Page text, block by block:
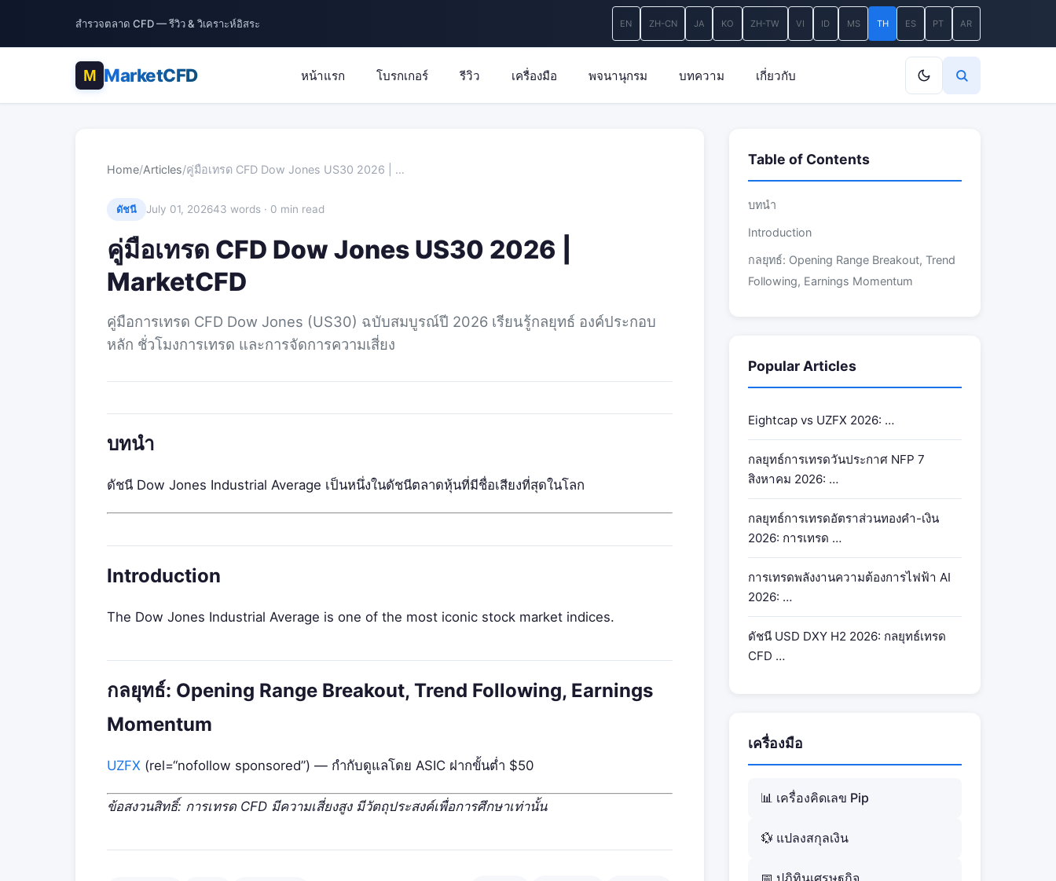
สำรวจตลาด CFD — รีวิว & วิเคราะห์อิสระ EN ZH-CN JA KO ZH-TW VI ID MS TH ES PT AR
MarketCFD หน้าแรก โบรกเกอร์ รีวิว เครื่องมือ พจนานุกรม บทความ เกี่ยวกับ
Home/Articles/คู่มือเทรด CFD Dow Jones US30 2026 | …
ดัชนี July 01, 202643 words · 0 min read
คู่มือเทรด CFD Dow Jones US30 2026 |
MarketCFD
คู่มือการเทรด CFD Dow Jones (US30) ฉบับสมบูรณ์ปี 2026 เรียนรู้กลยุทธ์ องค์ประกอบ
หลัก ชั่วโมงการเทรด และการจัดการความเสี่ยง
บทนำ
ดัชนี Dow Jones Industrial Average เป็นหนึ่งในดัชนีตลาดหุ้นที่มีชื่อเสียงที่สุดในโลก
Introduction
The Dow Jones Industrial Average is one of the most iconic stock market indices.
กลยุทธ์: Opening Range Breakout, Trend Following, Earnings
Momentum
UZFX (rel=“nofollow sponsored”) — กำกับดูแลโดย ASIC ฝากขั้นต่ำ $50
ข้อสงวนสิทธิ์: การเทรด CFD มีความเสี่ยงสูง มีวัตถุประสงค์เพื่อการศึกษาเท่านั้น
Table of Contents
บทนำ
Introduction
กลยุทธ์: Opening Range Breakout, Trend
Following, Earnings Momentum
Popular Articles
Eightcap vs UZFX 2026: …
กลยุทธ์การเทรดวันประกาศ NFP 7
สิงหาคม 2026: …
กลยุทธ์การเทรดอัตราส่วนทองคำ-เงิน
2026: การเทรด …
การเทรดพลังงานความต้องการไฟฟ้า AI
2026: …
ดัชนี USD DXY H2 2026: กลยุทธ์เทรด
CFD …
เครื่องมือ
📊 เครื่องคิดเลข Pip
💱 แปลงสกุลเงิน
📅 ปฏิทินเศรษฐกิจ